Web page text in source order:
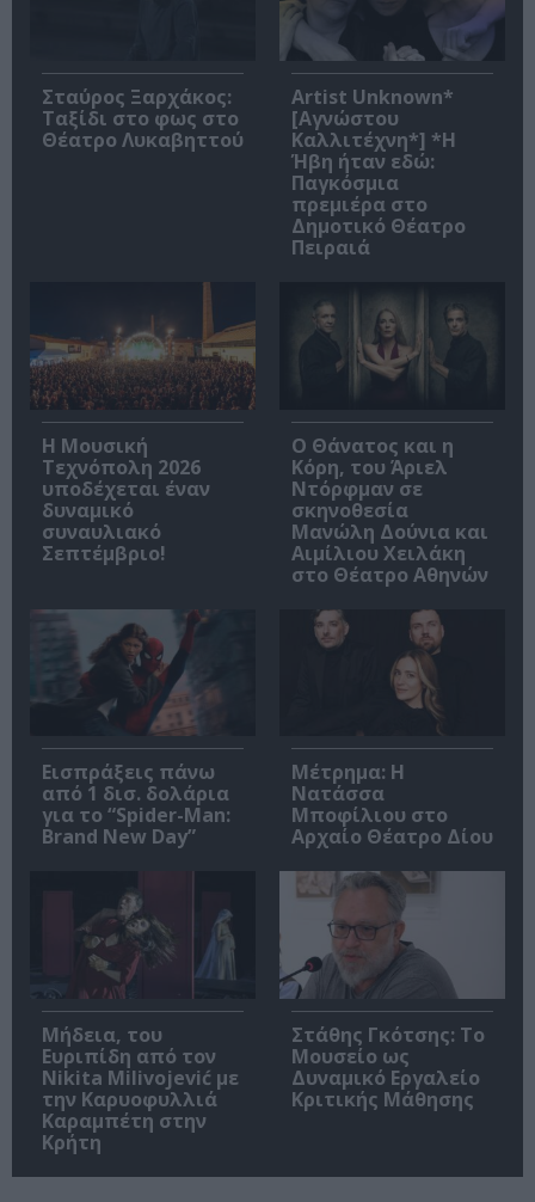
Σταύρος Ξαρχάκος:
Ταξίδι στο φως στο
Θέατρο Λυκαβηττού
Artist Unknown*
[Αγνώστου
Καλλιτέχνη*] *Η
Ήβη ήταν εδώ:
Παγκόσμια
πρεμιέρα στο
Δημοτικό Θέατρο
Πειραιά
Η Μουσική
Τεχνόπολη 2026
υποδέχεται έναν
δυναμικό
συναυλιακό
Σεπτέμβριο!
Ο Θάνατος και η
Κόρη, του Άριελ
Ντόρφμαν σε
σκηνοθεσία
Μανώλη Δούνια και
Αιμίλιου Χειλάκη
στο Θέατρο Αθηνών
Εισπράξεις πάνω
από 1 δισ. δολάρια
για το “Spider-Man:
Brand New Day”
Μέτρημα: Η
Νατάσσα
Μποφίλιου στο
Αρχαίο Θέατρο Δίου
Μήδεια, του
Ευριπίδη από τον
Nikita Milivojević με
την Καρυοφυλλιά
Καραμπέτη στην
Κρήτη
Στάθης Γκότσης: Το
Μουσείο ως
Δυναμικό Εργαλείο
Κριτικής Μάθησης